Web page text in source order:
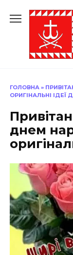
до
ГОЛОВНА »
ОРИГІНАЛЬНІ ІДЕЇ
днем